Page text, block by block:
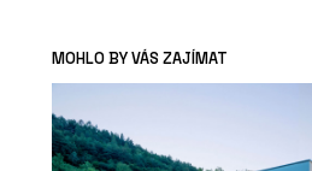
MOHLO BY VÁS ZAJÍMAT